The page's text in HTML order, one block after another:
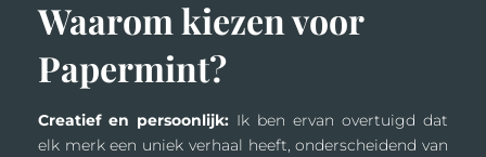
Waarom kiezen voor
Papermint?
Creatief en persoonlijk: Ik ben ervan overtuigd dat
elk merk een uniek verhaal heeft, onderscheidend van